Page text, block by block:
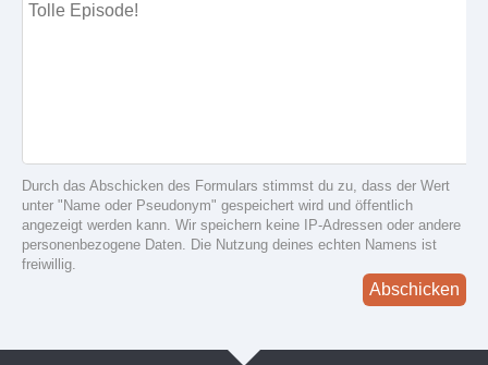
Durch das Abschicken des Formulars stimmst du zu, dass der Wert
unter "Name oder Pseudonym" gespeichert wird und öffentlich
angezeigt werden kann. Wir speichern keine IP-Adressen oder andere
personenbezogene Daten. Die Nutzung deines echten Namens ist
freiwillig.
Abschicken